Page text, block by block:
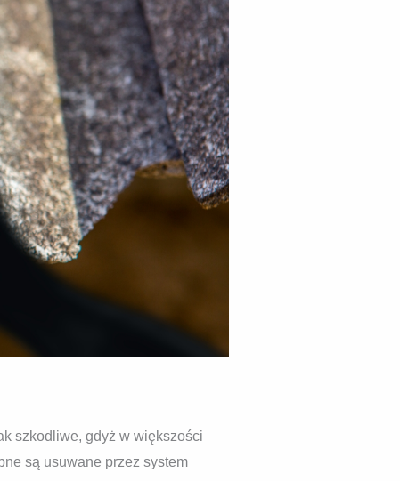
szkodliwe, gdyż w większości
są usuwane przez system